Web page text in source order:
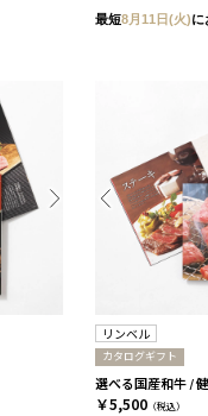
最短8月11日(火)に
リンベル
カタログギフト
選べる国産和牛 /
￥5,500 （税込）